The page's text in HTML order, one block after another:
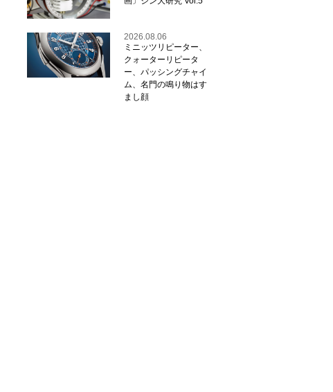
2026.08.06
ミニッツリピーター、
クォーターリピータ
ー、パッシングチャイ
ム、名門の鳴り物はす
まし顔